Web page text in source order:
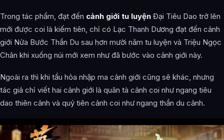
Trong tác phẩm, đạt đến cảnh giới tu luyện Đại Tiêu Dao trở lên
mới được coi là kiếm tiên, chỉ có Lạc Thanh Dương đạt đến cảnh
giới Nửa Bước Thần Du sau hơn mười năm tu luyện và Triệu Ngọc
Chân khi xuống núi mới xem như đã bước vào cảnh giới này.
Ngoài ra thì khi tẩu hỏa nhập ma cảnh giới cũng sẽ khác, nhưng
tác giả chỉ viết hai cảnh giới là quân tà cảnh coi như ngang tiêu
dao thiên cảnh và quỷ tiên cảnh coi như ngang thần du cảnh.